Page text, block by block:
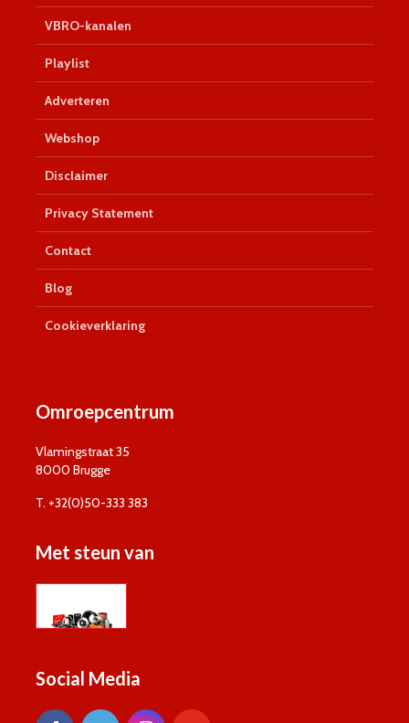
VBRO-kanalen
Playlist
Adverteren
Webshop
Disclaimer
Privacy Statement
Contact
Blog
Cookieverklaring
Omroepcentrum
Vlamingstraat 35
8000 Brugge
T. +32(0)50-333 383
Met steun van
Social Media